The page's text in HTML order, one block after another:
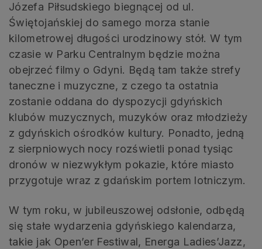
Józefa Piłsudskiego biegnącej od ul.
Świętojańskiej do samego morza stanie
kilometrowej długości urodzinowy stół. W tym
czasie w Parku Centralnym będzie można
obejrzeć filmy o Gdyni. Będą tam także strefy
taneczne i muzyczne, z czego ta ostatnia
zostanie oddana do dyspozycji gdyńskich
klubów muzycznych, muzyków oraz młodzieży
z gdyńskich ośrodków kultury. Ponadto, jedną
z sierpniowych nocy rozświetli ponad tysiąc
dronów w niezwykłym pokazie, które miasto
przygotuje wraz z gdańskim portem lotniczym.
W tym roku, w jubileuszowej odsłonie, odbędą
się stałe wydarzenia gdyńskiego kalendarza,
takie jak Open’er Festiwal, Energa Ladies’Jazz,